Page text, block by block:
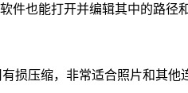
件也能打开并编辑其中的路径
损压缩，非常适合照片和其